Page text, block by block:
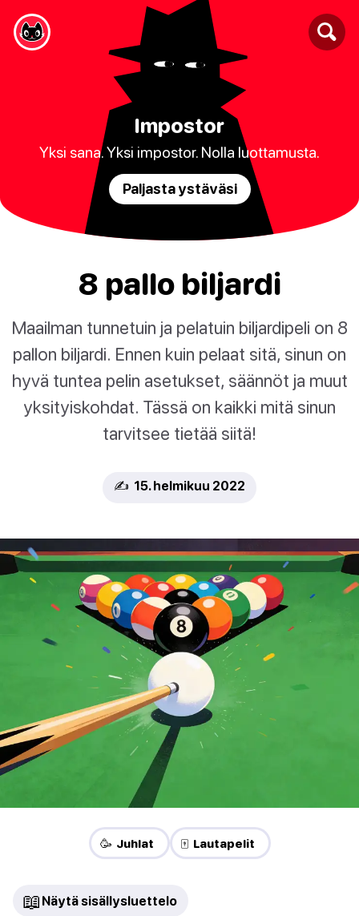
Impostor
Yksi sana. Yksi impostor. Nolla luottamusta.
Paljasta ystäväsi
8 pallo biljardi
Maailman tunnetuin ja pelatuin biljardipeli on 8
pallon biljardi. Ennen kuin pelaat sitä, sinun on
hyvä tuntea pelin asetukset, säännöt ja muut
yksityiskohdat. Tässä on kaikki mitä sinun
tarvitsee tietää siitä!
✍️ 15. helmikuu 2022
🥳 Juhlat 🀄 Lautapelit
📖 Näytä sisällysluettelo